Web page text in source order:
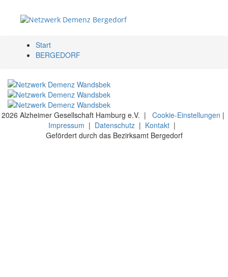
Start
BERGEDORF
2026 Alzheimer Gesellschaft Hamburg e.V. | Cookie-Einstellungen |
Impressum | Datenschutz | Kontakt |
Gefördert durch das Bezirksamt Bergedorf